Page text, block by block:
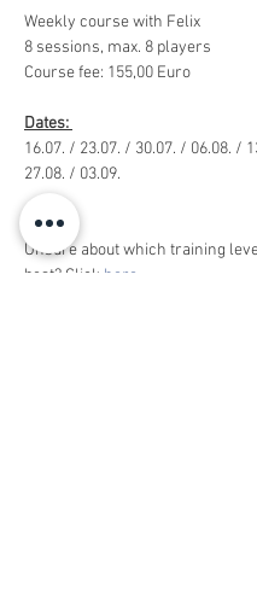
Weekly course with Felix
8 sessions, max. 8 players
Course fee: 155,00 Euro
Dates:
16.07. / 23.07. / 30.07. / 06.08. /
27.08. / 03.09.
Unsure about which training
best? Click here